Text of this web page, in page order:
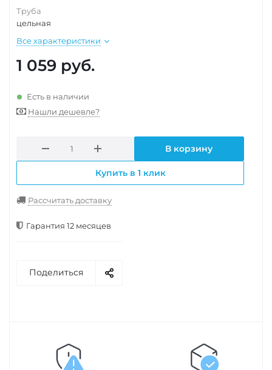
Труба
цельная
Все характеристики
1 059 руб.
Есть в наличии
Нашли дешевле?
В корзину
Купить в 1 клик
Рассчитать доставку
Гарантия 12 месяцев
Поделиться